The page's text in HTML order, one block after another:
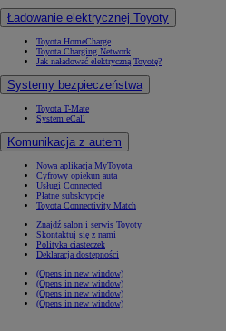
Ładowanie elektrycznej Toyoty
Toyota HomeCharge
Toyota Charging Network
Jak naładować elektryczną Toyotę?
Systemy bezpieczeństwa
Toyota T-Mate
System eCall
Komunikacja z autem
Nowa aplikacja MyToyota
Cyfrowy opiekun auta
Usługi Connected
Płatne subskrypcje
Toyota Connectivity Match
Znajdź salon i serwis Toyoty
Skontaktuj się z nami
Polityka ciasteczek
Deklaracja dostępności
(Opens in new window)
(Opens in new window)
(Opens in new window)
(Opens in new window)